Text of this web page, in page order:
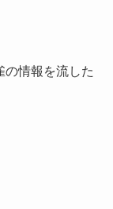
の情報を流した